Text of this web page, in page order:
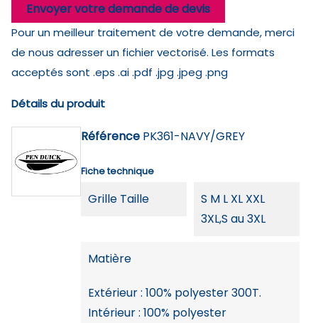
Envoyer votre demande de devis
Pour un meilleur traitement de votre demande, merci
de nous adresser un fichier vectorisé. Les formats
acceptés sont .eps .ai .pdf .jpg .jpeg .png
Détails du produit
Référence PK361-NAVY/GREY
Fiche technique
Grille Taille
S M L XL XXL
3XL,S au 3XL
Matière
Extérieur : 100% polyester 300T.
Intérieur : 100% polyester